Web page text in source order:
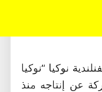
نوكيا “نوكيا
عن إنتاجه منذ